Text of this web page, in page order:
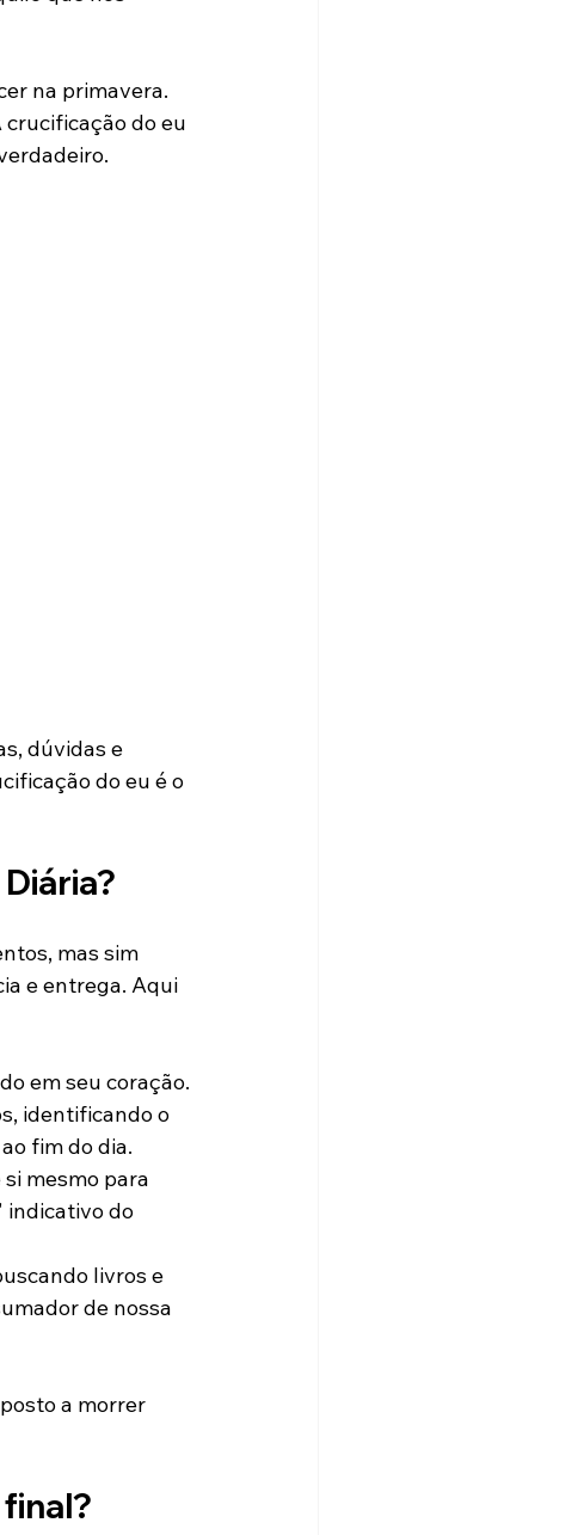
na primavera.
do eu
dúvidas e
do eu é o
mas sim
e entrega. Aqui
em seu coração.
identificando o
fim do dia.
mesmo para
indicativo do
livros e
de nossa
a morrer